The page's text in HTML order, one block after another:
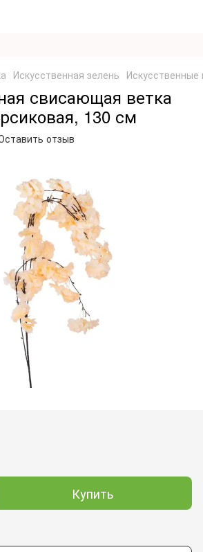
Искусственная зелень Искусственные
свисающая ветка
130 см
отзыв
Купить